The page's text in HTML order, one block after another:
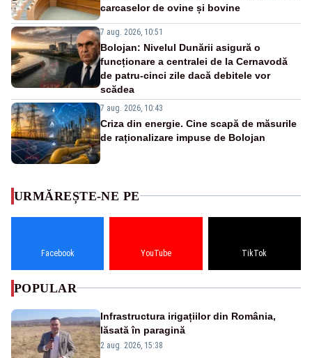
carcaselor de ovine și bovine
7 aug. 2026, 10:51
Bolojan: Nivelul Dunării asigură o
funcționare a centralei de la Cernavodă
de patru-cinci zile dacă debitele vor
scădea
7 aug. 2026, 10:43
Criza din energie. Cine scapă de măsurile
de raționalizare impuse de Bolojan
URMĂREȘTE-NE PE
Facebook YouTube TikTok
POPULAR
Infrastructura irigațiilor din România,
lăsată în paragină
2 aug. 2026, 15:38